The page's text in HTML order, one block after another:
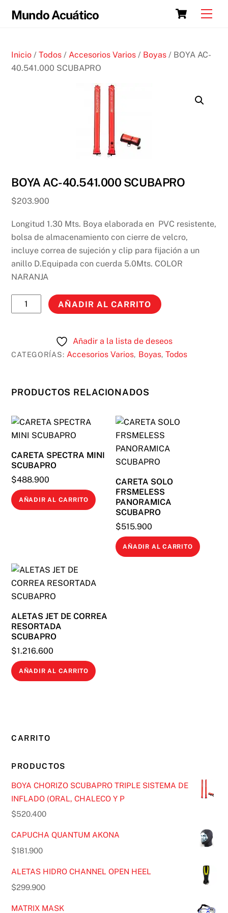
Cart
Mundo Acuático
Inicio /Todos /Accesorios Varios / Boyas / BOYA AC-
40.541.000 SCUBAPRO
BOYA AC-40.541.000 SCUBAPRO
$203.900
Longitud 1.30 Mts. Boya elaborada en PVC resistente,
bolsa de almacenamiento con cierre de velcro,
incluye correa de sujeción y clip para fijación a un
anillo D.Equipada con cuerda 5.0Mts. COLOR
NARANJA
BOYA
AC-
cantidad
AÑADIR AL CARRITO
Añadir a la lista de deseos
CATEGORÍAS: Accesorios Varios, Boyas, Todos
PRODUCTOS RELACIONADOS
CARETA SPECTRA MINI
SCUBAPRO
$488.900
AÑADIR AL CARRITO
CARETA SOLO
FRSMELESS
PANORAMICA
SCUBAPRO
$515.900
AÑADIR AL CARRITO
ALETAS JET DE CORREA
RESORTADA
SCUBAPRO
$1.216.600
AÑADIR AL CARRITO
CARRITO
PRODUCTOS
BOYA CHORIZO SCUBAPRO TRIPLE SISTEMA DE
INFLADO (ORAL, CHALECO Y P
$520.400
CAPUCHA QUANTUM AKONA
$181.900
ALETAS HIDRO CHANNEL OPEN HEEL
$299.900
MATRIX MASK